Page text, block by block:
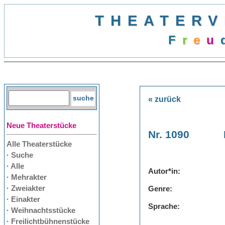
Freu
Neue Theaterstücke
Alle Theaterstücke
· Suche
· Alle
· Mehrakter
· Zweiakter
· Einakter
· Weihnachtsstücke
· Freilichtbühnenstücke
« zurück
Nr. 1090
Autor*in:
Genre:
Sprache: